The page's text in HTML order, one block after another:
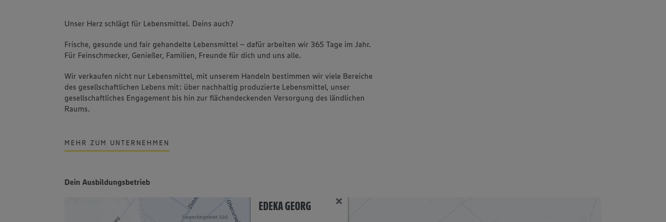
Unser Herz schlägt für Lebensmittel. Deins auch?
Frische, gesunde und fair gehandelte Lebensmittel – dafür arbeiten wir 365 Tage im Jahr.
Für Feinschmecker, Genießer, Familien, Freunde für dich und uns alle.
Wir verkaufen nicht nur Lebensmittel, mit unserem Handeln bestimmen wir viele Bereiche
des gesellschaftlichen Lebens mit: über nachhaltig produzierte Lebensmittel, unser
gesellschaftliches Engagement bis hin zur flächendeckenden Versorgung des ländlichen
Raums.
MEHR ZUM UNTERNEHMEN
Dein Ausbildungsbetrieb
EDEKA GEORG